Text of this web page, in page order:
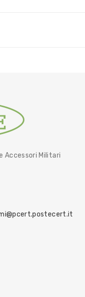
Accessori Militari